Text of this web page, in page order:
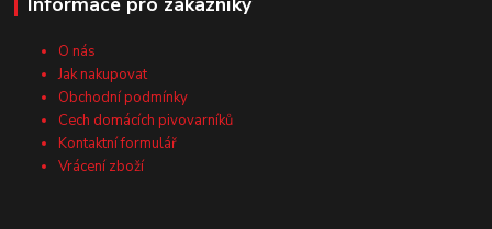
O nás
Jak nakupovat
Obchodní podmínky
Cech domácích pivovarníků
Kontaktní formulář
Vrácení zboží